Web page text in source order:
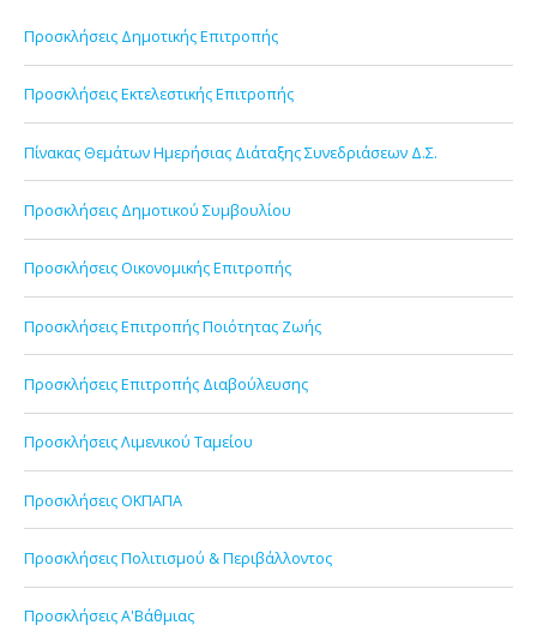
Προσκλήσεις Δημοτικής Επιτροπής
Προσκλήσεις Εκτελεστικής Επιτροπής
Πίνακας Θεμάτων Ημερήσιας Διάταξης Συνεδριάσεων Δ.Σ.
Προσκλήσεις Δημοτικού Συμβουλίου
Προσκλήσεις Οικονομικής Επιτροπής
Προσκλήσεις Επιτροπής Ποιότητας Ζωής
Προσκλήσεις Επιτροπής Διαβούλευσης
Προσκλήσεις Λιμενικού Ταμείου
Προσκλήσεις ΟΚΠΑΠΑ
Προσκλήσεις Πολιτισμού & Περιβάλλοντος
Προσκλήσεις Α'Βάθμιας